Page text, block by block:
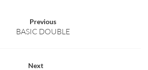
Previous
BASIC DOUBLE
Next